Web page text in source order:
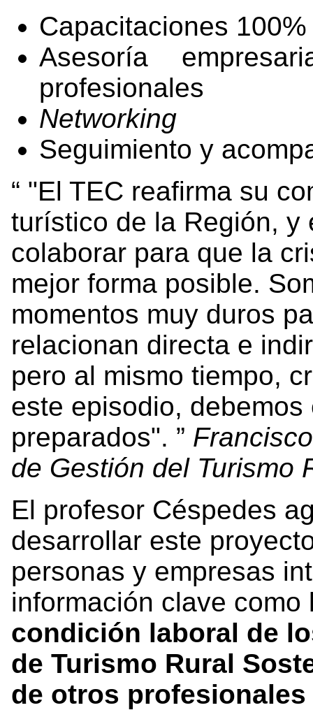
Capacitaciones
Asesoría
profesionales
Networking
Seguimiento y
"El TEC reafirma su
turístico de la Región, y
colaborar para que la
mejor forma posible.
momentos muy duros
relacionan directa e
pero al mismo tiempo,
este episodio,
preparados".
de Gestión del Turismo
El profesor Céspedes
desarrollar este
personas y empresas
información clave como
condición laboral de
de Turismo Rural
de otros